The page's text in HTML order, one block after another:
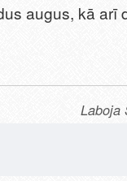
augus, kā arī
Laboja